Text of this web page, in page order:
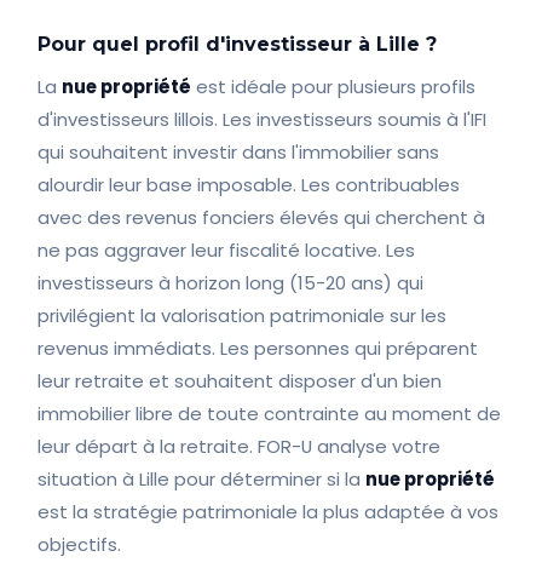
Pour quel profil d'investisseur à Lille ?
La nue propriété est idéale pour plusieurs profils
d'investisseurs lillois. Les investisseurs soumis à l'IFI
qui souhaitent investir dans l'immobilier sans
alourdir leur base imposable. Les contribuables
avec des revenus fonciers élevés qui cherchent à
ne pas aggraver leur fiscalité locative. Les
investisseurs à horizon long (15-20 ans) qui
privilégient la valorisation patrimoniale sur les
revenus immédiats. Les personnes qui préparent
leur retraite et souhaitent disposer d'un bien
immobilier libre de toute contrainte au moment de
leur départ à la retraite. FOR-U analyse votre
situation à Lille pour déterminer si la nue propriété
est la stratégie patrimoniale la plus adaptée à vos
objectifs.